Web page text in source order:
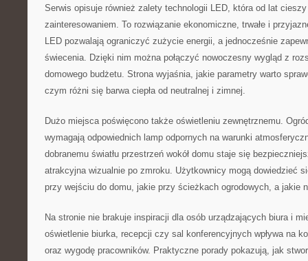
Serwis opisuje również zalety technologii LED, która od lat
zainteresowaniem. To rozwiązanie ekonomiczne, trwałe i
LED pozwalają ograniczyć zużycie energii, a jednocześnie
świecenia. Dzięki nim można połączyć nowoczesny wygląd z
domowego budżetu. Strona wyjaśnia, jakie parametry warto
czym różni się barwa ciepła od neutralnej i zimnej.
Dużo miejsca poświęcono także oświetleniu zewnętrznemu.
wymagają odpowiednich lamp odpornych na warunki
dobranemu światłu przestrzeń wokół domu staje się
atrakcyjna wizualnie po zmroku. Użytkownicy mogą dowiedzieć
przy wejściu do domu, jakie przy ścieżkach ogrodowych, a jakie
Na stronie nie brakuje inspiracji dla osób urządzających biura i
oświetlenie biurka, recepcji czy sal konferencyjnych wpływa na
oraz wygodę pracowników. Praktyczne porady pokazują, jak